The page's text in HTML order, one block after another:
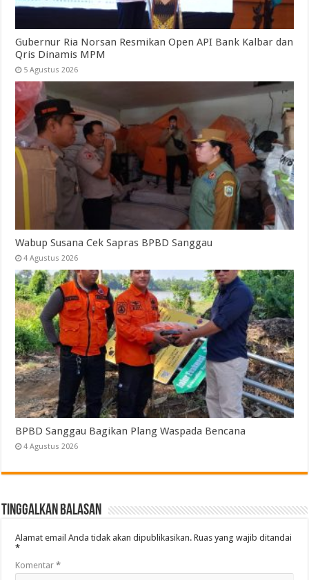
Gubernur Ria Norsan Resmikan Open API Bank Kalbar dan
Qris Dinamis MPM
5 Agustus 2026
Wabup Susana Cek Sapras BPBD Sanggau
4 Agustus 2026
BPBD Sanggau Bagikan Plang Waspada Bencana
4 Agustus 2026
Tinggalkan Balasan
Alamat email Anda tidak akan dipublikasikan. Ruas yang wajib ditandai
*
Komentar*